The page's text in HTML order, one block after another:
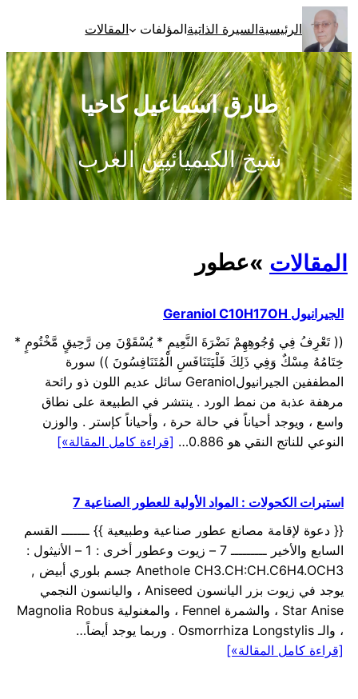
تخطى
إلى
المحتوى
الرئيسيةالسيرة الذاتيةالمؤلفات المقالات
طارق اسماعيل كاخيا
شيخ الكيميائيين العرب
المقالات »عطور
الجيرانيول Geraniol C10H17OH
(( تَعْرِفُ فِي وُجُوهِهِمْ نَضْرَةَ النَّعِيمِ * يُسْقَوْنَ مِن رَّحِيقٍ مَّخْتُومٍ *
خِتَامُهُ مِسْكٌ وَفِي ذَلِكَ فَلْيَتَنَافَسِ الْمُتَنَافِسُونَ )) سورة
المطففين الجيرانيولGeraniol سائل عديم اللون ذو رائحة
مرهفة عذبة من نمط الورد . ينتشر في الطبيعة على نطاق
واسع ، ويوجد أحياناً في حالة حرة ، وأحياناً كإستر . والوزن
النوعي للناتج النقي هو 0.886…
[قراءة كامل المقالة»]
استيرات الكحولات : المواد الأولية للعطور الصناعية 7
{{ دعوة لإقامة مصانع عطور صناعية وطبيعية }} ـــــــ القسم
السابع والأخير ـــــــــ 7 – زيوت وعطور أخرى : 1 – الأنيثول :
Anethole CH3.CH:CH.C6H4.OCH3 جسم بلوري أبيض ,
يوجد في زيوت بزر اليانسون Aniseed ، واليانسون النجمي
Star Anise ، والشمرة Fennel ، والمغنولية Magnolia Robus
، والـ Osmorrhiza Longstylis . وربما يوجد أيضاً…
[قراءة كامل المقالة»]